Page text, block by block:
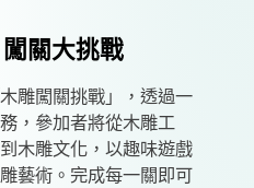
關大挑戰
雕闖關挑戰」，透過一
，參加者將從木雕工
木雕文化，以趣味遊戲
藝術。完成每一關即可